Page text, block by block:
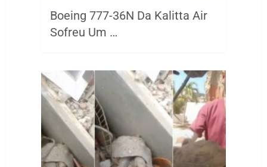
Boeing 777-36N Da Kalitta Air
Sofreu Um …